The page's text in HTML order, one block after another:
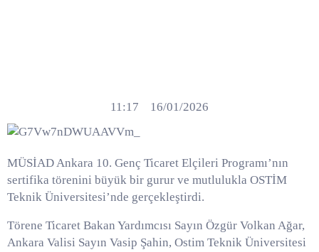
11:17 16/01/2026
MÜSİAD Ankara 10. Genç Ticaret Elçileri Programı’nın
sertifika törenini büyük bir gurur ve mutlulukla OSTİM
Teknik Üniversitesi’nde gerçekleştirdi.
Törene Ticaret Bakan Yardımcısı Sayın Özgür Volkan Ağar,
Ankara Valisi Sayın Vasip Şahin, Ostim Teknik Üniversitesi